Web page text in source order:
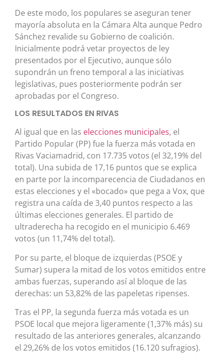
De este modo, los populares se aseguran tener
mayoría absoluta en la Cámara Alta aunque Pedro
Sánchez revalide su Gobierno de coalición.
Inicialmente podrá vetar proyectos de ley
presentados por el Ejecutivo, aunque sólo
supondrán un freno temporal a las iniciativas
legislativas, pues posteriormente podrán ser
aprobadas por el Congreso.
LOS RESULTADOS EN RIVAS
Al igual que en las elecciones municipales, el
Partido Popular (PP) fue la fuerza más votada en
Rivas Vaciamadrid, con 17.735 votos (el 32,19% del
total). Una subida de 17,16 puntos que se explica
en parte por la incomparecencia de Ciudadanos en
estas elecciones y el «bocado» que pega a Vox, que
registra una caída de 3,40 puntos respecto a las
últimas elecciones generales. El partido de
ultraderecha ha recogido en el municipio 6.469
votos (un 11,74% del total).
Por su parte, el bloque de izquierdas (PSOE y
Sumar) supera la mitad de los votos emitidos entre
ambas fuerzas, superando así al bloque de las
derechas: un 53,82% de las papeletas ripenses.
Tras el PP, la segunda fuerza más votada es un
PSOE local que mejora ligeramente (1,37% más) su
resultado de las anteriores generales, alcanzando
el 29,26% de los votos emitidos (16.120 sufragios).